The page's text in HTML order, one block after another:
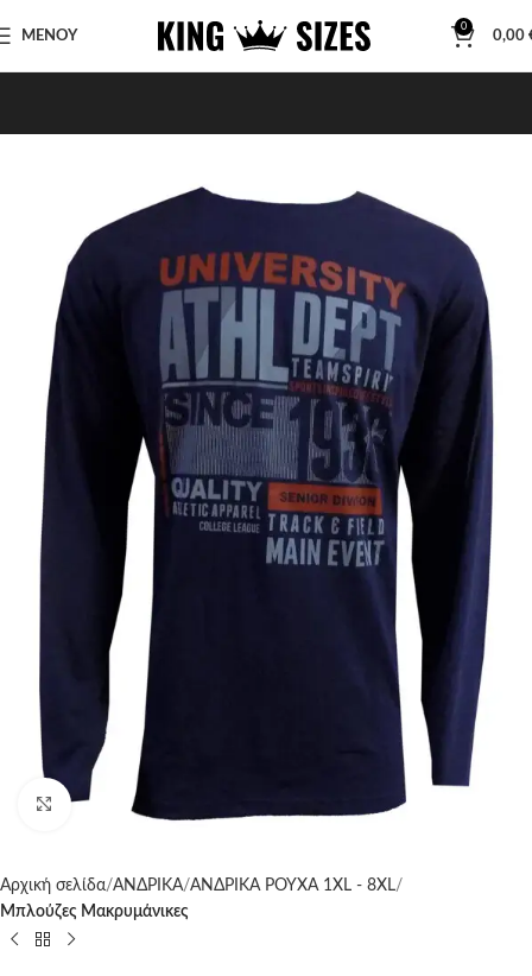
ΜΕΝΟΥ
0
0,00
Click to enlarge
Αρχική σελίδα ΑΝΔΡΙΚΑ ΑΝΔΡΙΚΑ ΡΟΥΧΑ 1XL - 8XL
Μπλούζες Μακρυμάνικες